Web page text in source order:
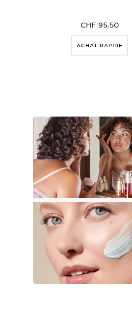
CHF 95.50
ACHAT RAPIDE